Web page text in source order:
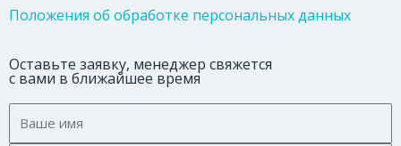
Положения об обработке персональных данных
Оставьте заявку, менеджер свяжется
с вами в ближайшее время